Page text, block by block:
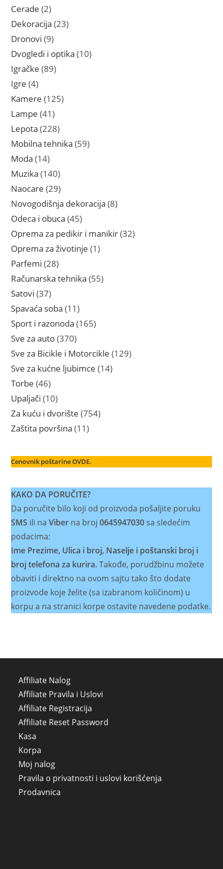
Cerade 22
proizvoda
Dekoracija 2323
Dronovi 99
proizvoda
Dvogledi i optika 1010
Igračke 8989
Igre 44
proizvoda
Kamere 125125
Lampe 4141
proizvod
Lepota 228228
proizvoda
Mobilna tehnika 5959
Moda 1414
proizvoda
Muzika 140140
proizvoda
Naocare 2929
proizvoda
Novogodišnja dekoracija 88
Odeca i obuca 4545
proizvoda
Oprema za pedikir i manikir 3232
Oprema za životinje 11
Parfemi 2828
proizvoda
Računarska tehnika 5555
Satovi 3737
proizvoda
Spavaća soba 1111
proizvoda
Sport i razonoda 165165
Sve za auto 370370
proizvoda
Sve za Bicikle i Motorcikle 129129
Sve za kućne ljubimce 1414
Torbe 4646
proizvoda
Upaljači 1010
proizvoda
Za kuću i dvorište 754754
Zaštita površina 1111
Cenovnik poštarine OVDE.
KAKO DA PORUČITE?
Da poručite bilo koji od proizvoda pošaljite poruku
SMS ili naViber na broj0645947030sa sledećim
podacima:
Ime Prezime, Ulica i broj, Naselje i poštanski broj i
broj telefona za kurira.Takođe, porudžbinu možete
obaviti i direktno na ovom sajtu tako što dodate
proizvode koje želite (sa izabranom količinom) u
korpu a na stranici korpe ostavite navedene podatke.
Affiliate Nalog
Affiliate Pravila i Uslovi
Affiliate Registracija
Affiliate Reset Password
Kasa
Korpa
Moj nalog
Pravila o privatnosti i uslovi korišćenja
Prodavnica